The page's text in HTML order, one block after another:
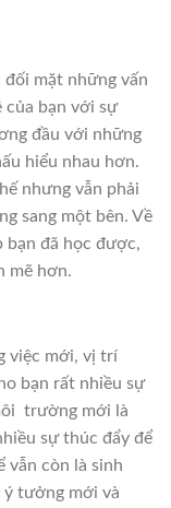
đối mặt những vấn
của bạn với sự
đầu với những
hiểu nhau hơn.
nhưng vẫn phải
sang một bên. Về
bạn đã học được,
mẽ hơn.
việc mới, vị trí
bạn rất nhiều sự
trường mới là
sự thúc đẩy để
vẫn còn là sinh
ý tưởng mới và